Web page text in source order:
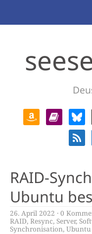
RAID-
Ubuntu
26. April 2022 0
RAID, Resync, Server,
Synchronisation, Ubuntu